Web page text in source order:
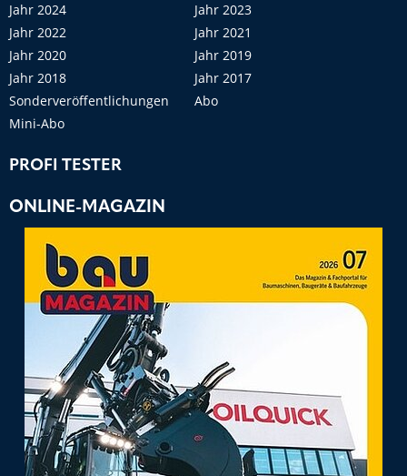
Jahr 2024
Jahr 2023
Jahr 2022
Jahr 2021
Jahr 2020
Jahr 2019
Jahr 2018
Jahr 2017
Sonderveröffentlichungen
Abo
Mini-Abo
PROFI TESTER
ONLINE-MAGAZIN